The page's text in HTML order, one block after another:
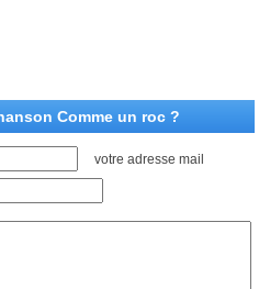
Comme un roc ?
votre adresse mail